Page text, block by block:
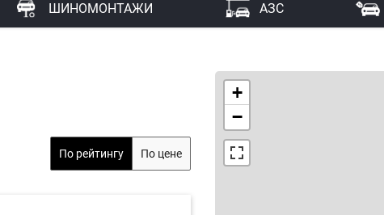
ШИНОМОНТАЖИ АЗС
По рейтингу По цене
+
−